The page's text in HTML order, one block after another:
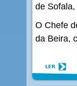
de
O Chefe
da Beira,